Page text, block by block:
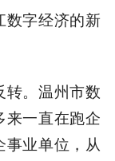
数字经济的新
转。温州市数
来一直在跑企
事业单位，从